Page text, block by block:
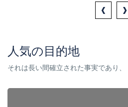
‹ ›
人気の目的地
それは長い間確立された事実であり、